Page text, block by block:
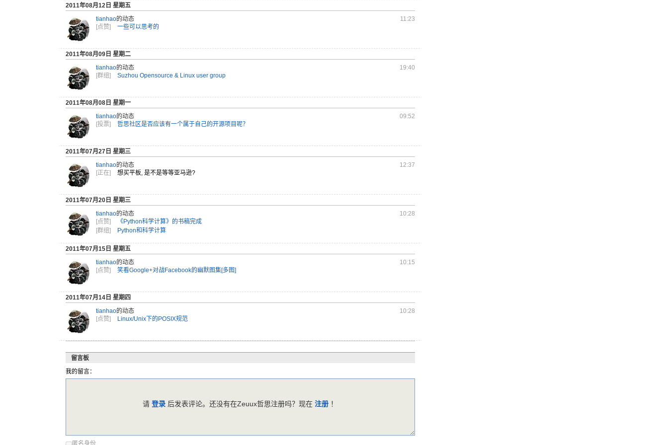
2011年08月12日 星期五
tianhao的动态
11:23
[点赞]
一些可以思考的
2011年08月09日 星期二
tianhao的动态
19:40
[群组]
Suzhou Opensource & Linux user group
2011年08月08日 星期一
tianhao的动态
09:52
[投票]
哲思社区是否应该有一个属于自己的开源项目呢？
2011年07月27日 星期三
tianhao的动态
12:37
[正在]
想买平板, 是不是等等亚马逊?
2011年07月20日 星期三
tianhao的动态
10:28
[点赞]
《Python科学计算》的书稿完成
[群组]
Python和科学计算
2011年07月15日 星期五
tianhao的动态
10:15
[点赞]
笑看Google+对战Facebook的幽默图集[多图]
2011年07月14日 星期四
tianhao的动态
10:28
[点赞]
Linux/Unix下的POSIX规范
留言板
我的留言：
匿名身份
请登录 后发表评论。还没有在Zeuux哲思注册吗？现在注册 ！